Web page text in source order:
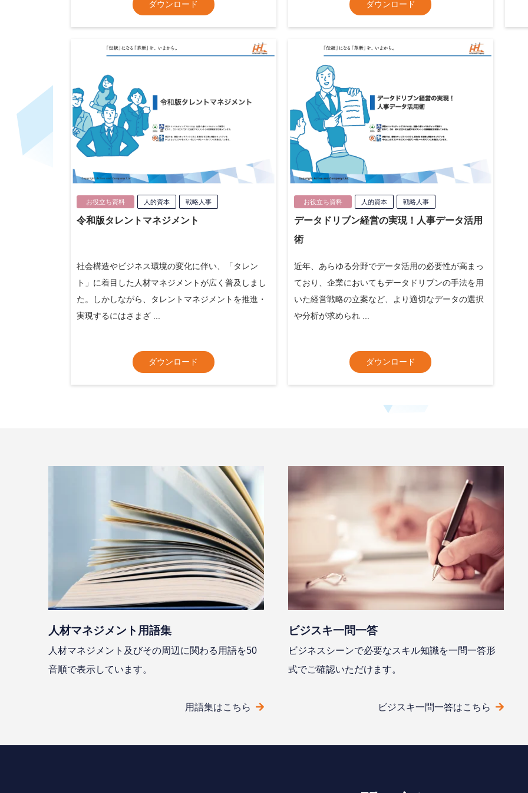
ダウンロード ダウンロード
お役立ち資料 人的資本 戦略人事
令和版タレントマネジメント
社会構造やビジネス環境の変化に伴い、「タレン
ト」に着目した人材マネジメントが広く普及しまし
た。しかしながら、タレントマネジメントを推進・
実現するにはさまざ ...
ダウンロード
お役立ち資料 人的資本 戦略人事
データドリブン経営の実現！人事データ活用
術
近年、あらゆる分野でデータ活用の必要性が高まっ
ており、企業においてもデータドリブンの手法を用
いた経営戦略の立案など、より適切なデータの選択
や分析が求められ ...
ダウンロード
⼈材マネジメント⽤語集
⼈材マネジメント及びその周辺に関わる⽤語を50
⾳順で表⽰しています。
⽤語集はこちら
ビジスキ⼀問⼀答
ビジネスシーンで必要なスキル知識を⼀問⼀答形
式でご確認いただけます。
ビジスキ⼀問⼀答はこちら